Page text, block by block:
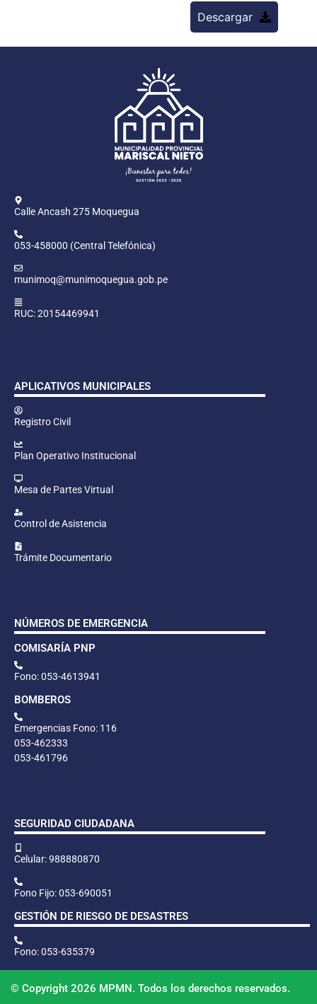
Descargar
Calle Ancash 275 Moquegua
053-458000 (Central Telefónica)
munimoq@munimoquegua.gob.pe
RUC: 20154469941
APLICATIVOS MUNICIPALES
Registro Civil
Plan Operativo Institucional
Mesa de Partes Virtual
Control de Asistencia
Trámite Documentario
NÚMEROS DE EMERGENCIA
COMISARÍA PNP
Fono: 053-4613941
BOMBEROS
Emergencias Fono: 116
053-462333
053-461796
SEGURIDAD CIUDADANA
Celular: 988880870
Fono Fijo: 053-690051
GESTIÓN DE RIESGO DE DESASTRES
Fono: 053-635379
© Copyright 2026 MPMN. Todos los derechos reservados.